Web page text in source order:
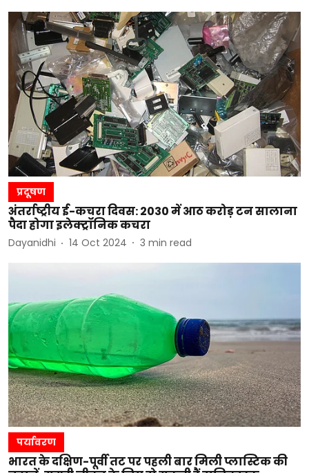
प्रदूषण
अंतर्राष्ट्रीय ई-कचरा दिवस: 2030 में आठ करोड़ टन सालाना
पैदा होगा इलेक्ट्रॉनिक कचरा
Dayanidhi 14 Oct 2024 3 min read
पर्यावरण
भारत के दक्षिण-पूर्वी तट पर पहली बार मिली प्लास्टिक की